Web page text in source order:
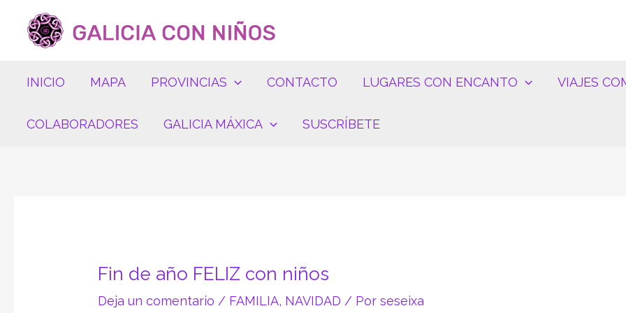
contenido
INICIO MAPA PROVINCIAS CONTACTO LUGARES CON ENCANTO VIAJES
COLABORADORES GALICIA MÁXICA SUSCRÍBETE
Fin de año FELIZ con niños
Deja un comentario / FAMILIA, NAVIDAD / Porseseixa
Navegación
de
entradas